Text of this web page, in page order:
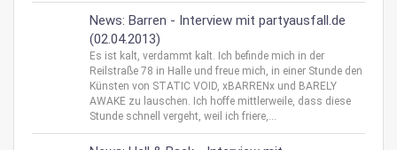
News: Barren - Interview mit partyausfall.de
(02.04.2013)
Es ist kalt, verdammt kalt. Ich befinde mich in der
Reilstraße 78 in Halle und freue mich, in einer Stunde den
Künsten von STATIC VOID, xBARRENx und BARELY
AWAKE zu lauschen. Ich hoffe mittlerweile, dass diese
Stunde schnell vergeht, weil ich friere,...